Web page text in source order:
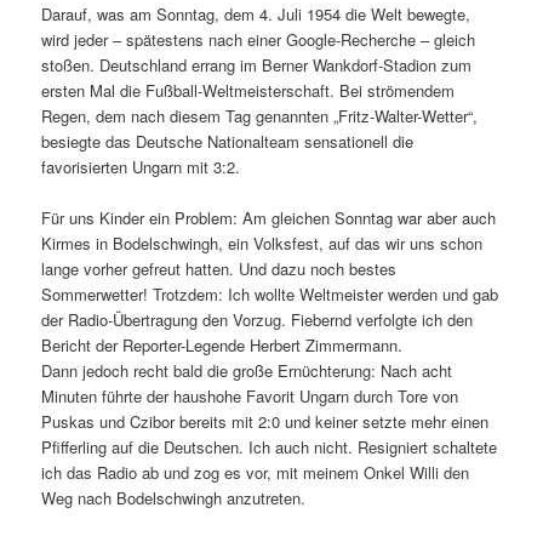
Darauf, was am Sonntag, dem 4. Juli 1954 die Welt bewegte,
wird jeder – spätestens nach einer Google-Recherche – gleich
stoßen. Deutschland errang im Berner Wankdorf-Stadion zum
ersten Mal die Fußball-Weltmeisterschaft. Bei strömendem
Regen, dem nach diesem Tag genannten „Fritz-Walter-Wetter“,
besiegte das Deutsche Nationalteam sensationell die
favorisierten Ungarn mit 3:2.
Für uns Kinder ein Problem: Am gleichen Sonntag war aber auch
Kirmes in Bodelschwingh, ein Volksfest, auf das wir uns schon
lange vorher gefreut hatten. Und dazu noch bestes
Sommerwetter! Trotzdem: Ich wollte Weltmeister werden und gab
der Radio-Übertragung den Vorzug. Fiebernd verfolgte ich den
Bericht der Reporter-Legende Herbert Zimmermann.
Dann jedoch recht bald die große Ernüchterung: Nach acht
Minuten führte der haushohe Favorit Ungarn durch Tore von
Puskas und Czibor bereits mit 2:0 und keiner setzte mehr einen
Pfifferling auf die Deutschen. Ich auch nicht. Resigniert schaltete
ich das Radio ab und zog es vor, mit meinem Onkel Willi den
Weg nach Bodelschwingh anzutreten.